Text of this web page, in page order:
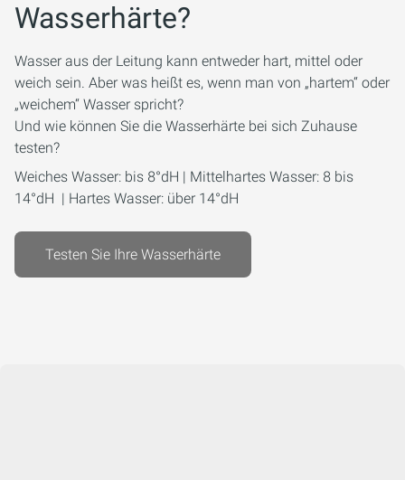
Wasserhärte?
Wasser aus der Leitung kann entweder hart, mittel oder
weich sein. Aber was heißt es, wenn man von „hartem“ oder
„weichem“ Wasser spricht?
Und wie können Sie die Wasserhärte bei sich Zuhause
testen?
Weiches Wasser: bis 8°dH | Mittelhartes Wasser: 8 bis
14°dH | Hartes Wasser: über 14°dH
Testen Sie Ihre Wasserhärte